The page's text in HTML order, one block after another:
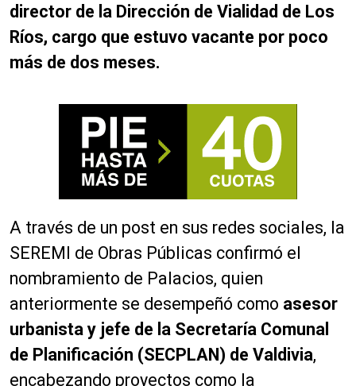
director de la Dirección de Vialidad de Los
Ríos, cargo que estuvo vacante por poco
más de dos meses.
A través de un post en sus redes sociales, la
SEREMI de Obras Públicas confirmó el
nombramiento de Palacios, quien
anteriormente se desempeñó como asesor
urbanista y jefe de la Secretaría Comunal
de Planificación (SECPLAN) de Valdivia,
encabezando proyectos como la